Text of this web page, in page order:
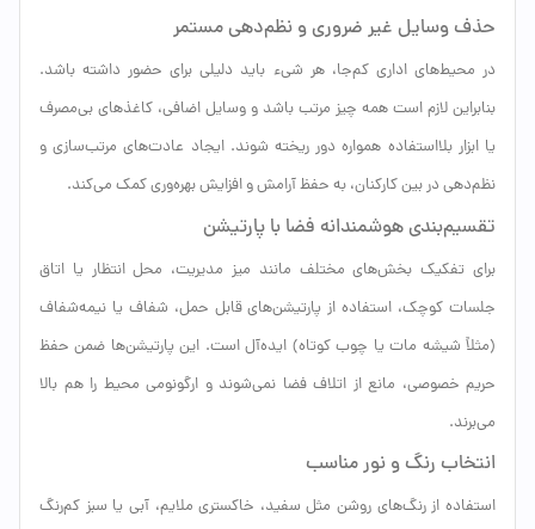
حذف وسایل غیر ضروری و نظم‌دهی مستمر
در محیط‌های اداری کم‌جا، هر شیء باید دلیلی برای حضور داشته باشد.
بنابراین لازم است همه چیز مرتب باشد و وسایل اضافی، کاغذهای بی‌مصرف
یا ابزار بلااستفاده همواره دور ریخته شوند. ایجاد عادت‌های مرتب‌سازی و
نظم‌دهی در بین کارکنان، به حفظ آرامش و افزایش بهره‌وری کمک می‌کند.
تقسیم‌بندی هوشمندانه فضا با پارتیشن
برای تفکیک بخش‌های مختلف مانند میز مدیریت، محل انتظار یا اتاق
جلسات کوچک، استفاده از پارتیشن‌های قابل حمل، شفاف یا نیمه‌شفاف
(مثلاً شیشه مات یا چوب کوتاه) ایده‌آل است. این پارتیشن‌ها ضمن حفظ
حریم خصوصی، مانع از اتلاف فضا نمی‌شوند و ارگونومی محیط را هم بالا
می‌برند.
انتخاب رنگ و نور مناسب
استفاده از رنگ‌های روشن مثل سفید، خاکستری ملایم، آبی یا سبز کم‌رنگ